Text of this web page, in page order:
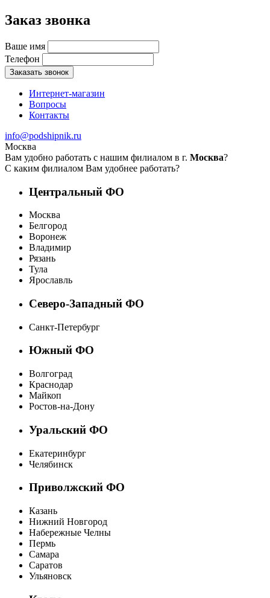
Заказ звонка
Ваше имя
Телефон
Заказать звонок
Интернет-магазин
Вопросы
Контакты
info@podshipnik.ru
Москва
Вам удобно работать с нашим филиалом в г. Москва?
С каким филиалом Вам удобнее работать?
Центральный ФО
Москва
Белгород
Воронеж
Владимир
Рязань
Тула
Ярославль
Северо-Западный ФО
Санкт-Петербург
Южный ФО
Волгоград
Краснодар
Майкоп
Ростов-на-Дону
Уральский ФО
Екатеринбург
Челябинск
Приволжский ФО
Казань
Нижний Новгород
Набережные Челны
Пермь
Самара
Саратов
Ульяновск